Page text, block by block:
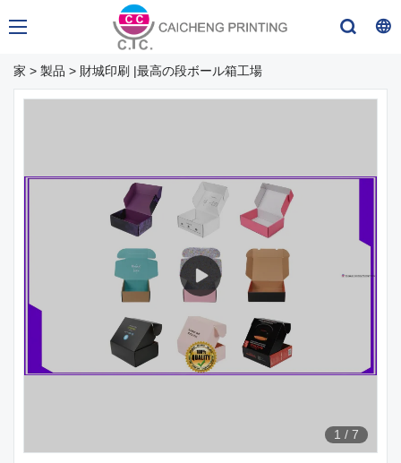
家 > 製品 > 財城印刷 |最高の段ボール箱工場
1 / 7